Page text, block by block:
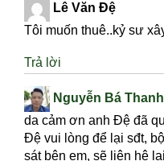
Lê Văn Đệ
Tôi muốn thuê..kỷ sư
Trả lời
Nguyễn Bá Thanh
da cảm ơn anh Đệ đã
Đệ vui lòng để lại sđt,
sát bên em, sẽ liên hệ